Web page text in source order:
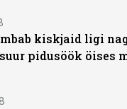
kiskjaid ligi
pidusöök öises